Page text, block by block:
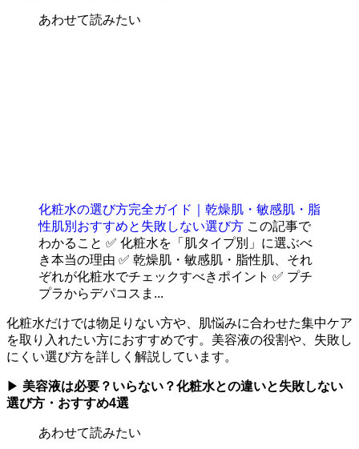
あわせて読みたい
化粧水の選び方完全ガイド｜乾燥肌・敏感肌・脂
性肌別おすすめと失敗しない選び方 この記事で
わかること ✅ 化粧水を「肌タイプ別」に選ぶべ
き本当の理由 ✅ 乾燥肌・敏感肌・脂性肌、それ
ぞれが化粧水でチェックすべきポイント ✅ プチ
プラからデパコスま...
化粧水だけでは物足りない方や、肌悩みに合わせた集中ケア
を取り入れたい方におすすめです。美容液の役割や、失敗し
にくい選び方を詳しく解説しています。
▶ 美容液は必要？いらない？化粧水との違いと失敗しない
選び方・おすすめ4選
あわせて読みたい